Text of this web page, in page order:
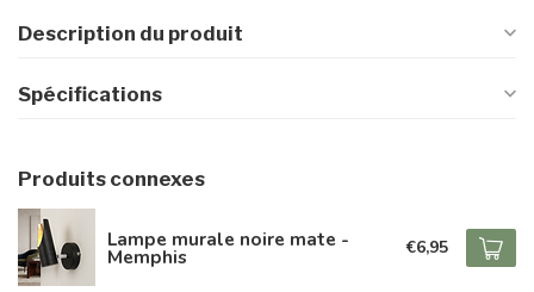
Description du produit
Spécifications
Produits connexes
Lampe murale noire mate -
Memphis €6,95